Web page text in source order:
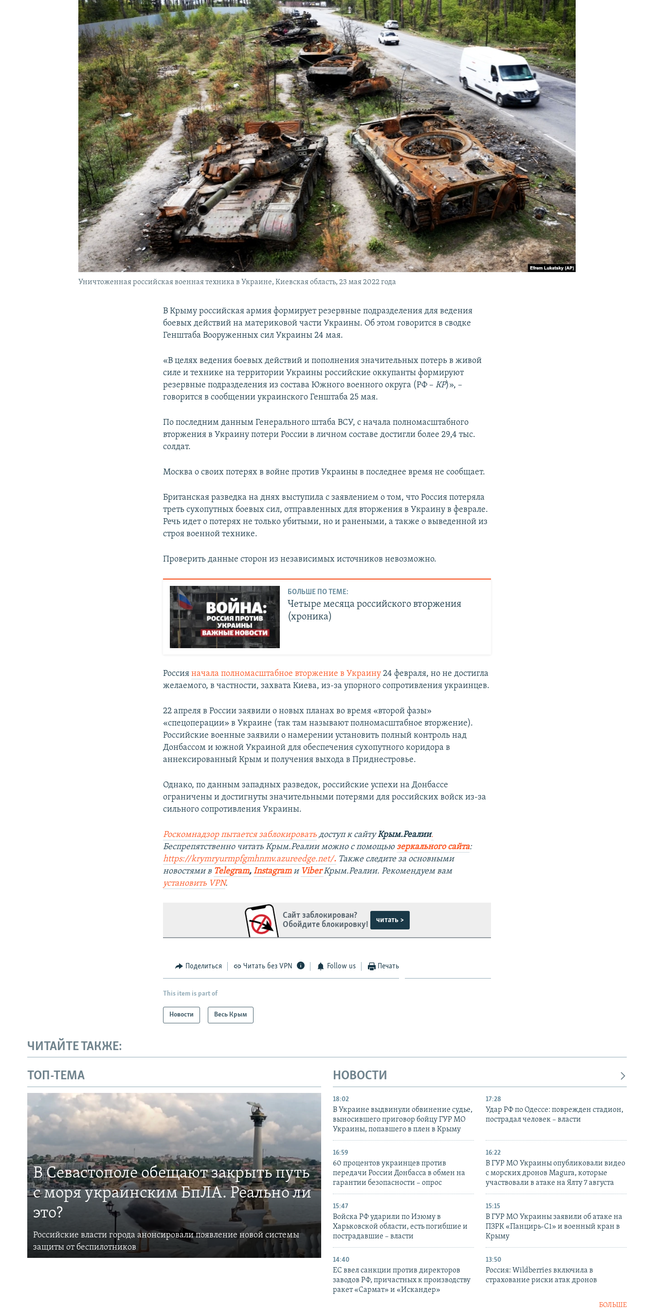
КРЫМ.НЕПОКОРЕННЫЙ
УКРАИНСКАЯ ПРОБЛЕМА КРЫМА
Уничтоженная российская военная техника в Украине, Киевская область, 23 мая 2022 года
В Крыму российская армия формирует резервные подразделения для ведения
боевых действий на материковой части Украины. Об этом говорится в сводке
Генштаба Вооруженных сил Украины 24 мая.
«В целях ведения боевых действий и пополнения значительных потерь в живой
силе и технике на территории Украины российские оккупанты формируют
резервные подразделения из состава Южного военного округа (РФ –КР)», –
говорится в сообщении украинского Генштаба 25 мая.
По последним данным Генерального штаба ВСУ, с начала полномасштабного
вторжения в Украину потери России в личном составе достигли более 29,4 тыс.
солдат.
Москва о своих потерях в войне против Украины в последнее время не сообщает.
Британская разведка на днях выступила с заявлением о том, что Россия потеряла
треть сухопутных боевых сил, отправленных для вторжения в Украину в феврале.
Речь идет о потерях не только убитыми, но и ранеными, а также о выведенной из
строя военной технике.
Проверить данные сторон из независимых источников невозможно.
БОЛЬШЕ ПО ТЕМЕ:
Четыре месяца российского вторжения
(хроника)
Россияначала полномасштабное вторжение в Украину 24 февраля, но не достигла
желаемого, в частности, захвата Киева, из-за упорного сопротивления украинцев.
22 апреля в России заявили о новых планах во время «второй фазы»
«спецоперации» в Украине (так там называют полномасштабное вторжение).
Российские военные заявили о намерении установить полный контроль над
Донбассом и южной Украиной для обеспечения сухопутного коридора в
аннексированный Крым и получения выхода в Приднестровье.
Однако, по данным западных разведок, российские успехи на Донбассе
ограничены и достигнуты значительными потерями для российских войск из-за
сильного сопротивления Украины.
Роскомнадзор пытается заблокировать доступ к сайтуКрым.Реалии.
Беспрепятственно читать Крым.Реалии можно с помощьюзеркального сайта:
https://krymryurmpfgmhnmv.azureedge.net/. Также следите за основными
новостями в Telegram, Instagram и ViberКрым.Реалии. Рекомендуем вам
установить VPN.
Сайт заблокирован?
Обойдите блокировку!
читать >
Поделиться Читать без VPN Follow us Печать
This item is part of
Новости Весь Крым
ЧИТАЙТЕ ТАКЖЕ:
ТОП-ТЕМА
В Севастополе обещают закрыть путь
с моря украинским БпЛА. Реально ли
это?
Российские власти города анонсировали появление новой системы
защиты от беспилотников
НОВОСТИ
18:02
В Украине выдвинули обвинение судье,
выносившего приговор бойцу ГУР МО
Украины, попавшего в плен в Крыму
17:28
Удар РФ по Одессе: поврежден стадион,
пострадал человек – власти
16:59
60 процентов украинцев против
передачи России Донбасса в обмен на
гарантии безопасности – опрос
16:22
В ГУР МО Украины опубликовали видео
с морских дронов Magura, которые
участвовали в атаке на Ялту 7 августа
15:47
Войска РФ ударили по Изюму в
Харьковской области, есть погибшие и
пострадавшие – власти
15:15
В ГУР МО Украины заявили об атаке на
ПЗРК «Панцирь-С1» и военный кран в
Крыму
14:40
ЕС ввел санкции против директоров
заводов РФ, причастных к производству
ракет «Сармат» и «Искандер»
13:50
Россия: Wildberries включила в
страхование риски атак дронов
БОЛЬШЕ